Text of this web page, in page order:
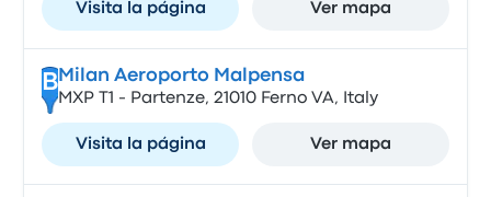
Visita la página Ver mapa
B Milan Aeroporto Malpensa
MXP T1 - Partenze, 21010 Ferno VA, Italy
Visita la página Ver mapa